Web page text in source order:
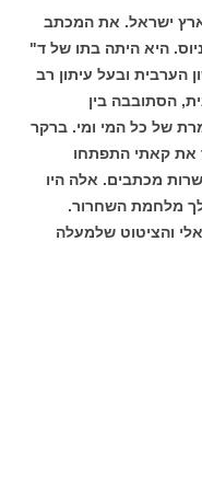
ישראל. את המכתב
היא היתה בתו של ד"
הערבית ובעל עיתון רב
הסתובבה בין
של כל המי ומי. ברקר
את קאתי התפתחו
מכתבים. אלה היו
מלחמת השחרור.
והציטוט שלמעלה